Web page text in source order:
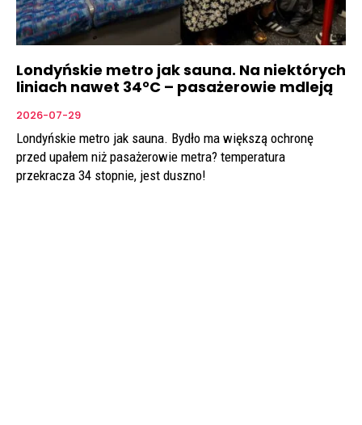
Londyńskie metro jak sauna. Na niektórych
liniach nawet 34°C – pasażerowie mdleją
2026-07-29
Londyńskie metro jak sauna. Bydło ma większą ochronę
przed upałem niż pasażerowie metra? temperatura
przekracza 34 stopnie, jest duszno!